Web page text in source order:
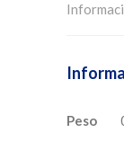
Peso